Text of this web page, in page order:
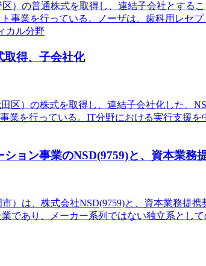
）の普通株式を取得し、連結子会社とする
事業を行っている。ノーザは、歯科用レセ
カル分野
取得、子会社化
区）の株式を取得し、連結子会社化した
業を行っている。IT分野における実行支援
ョン事業のNSD(9759)と、資本業務
）は、株式会社NSD(9759)と、資本業務提
であり、メーカー系列ではない独立系とし